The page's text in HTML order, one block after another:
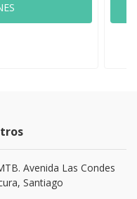
Avenida Las Condes
Santiago